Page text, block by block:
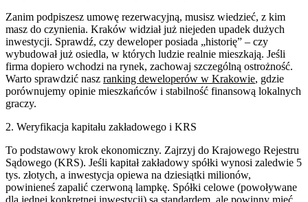
Zanim podpiszesz umowę rezerwacyjną, musisz wiedzieć, z kim
masz do czynienia. Kraków widział już niejeden upadek dużych
inwestycji. Sprawdź, czy deweloper posiada „historię” – czy
wybudował już osiedla, w których ludzie realnie mieszkają. Jeśli
firma dopiero wchodzi na rynek, zachowaj szczególną ostrożność.
Warto sprawdzić nasz ranking deweloperów w Krakowie, gdzie
porównujemy opinie mieszkańców i stabilność finansową lokalnych
graczy.
2. Weryfikacja kapitału zakładowego i KRS
To podstawowy krok ekonomiczny. Zajrzyj do Krajowego Rejestru
Sądowego (KRS). Jeśli kapitał zakładowy spółki wynosi zaledwie 5
tys. złotych, a inwestycja opiewa na dziesiątki milionów,
powinieneś zapalić czerwoną lampkę. Spółki celowe (powoływane
dla jednej konkretnej inwestycji) są standardem, ale powinny mieć